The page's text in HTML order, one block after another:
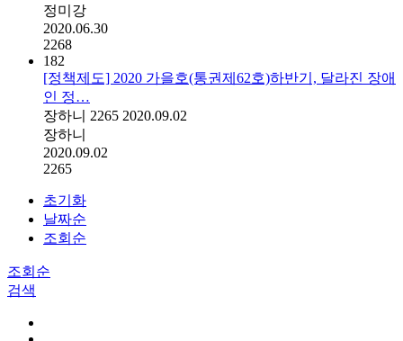
정미강
2020.06.30
2268
182
[정책제도] 2020 가을호(통권제62호)하반기, 달라진 장애
인 정…
장하니 2265 2020.09.02
장하니
2020.09.02
2265
초기화
날짜순
조회순
조회순
검색